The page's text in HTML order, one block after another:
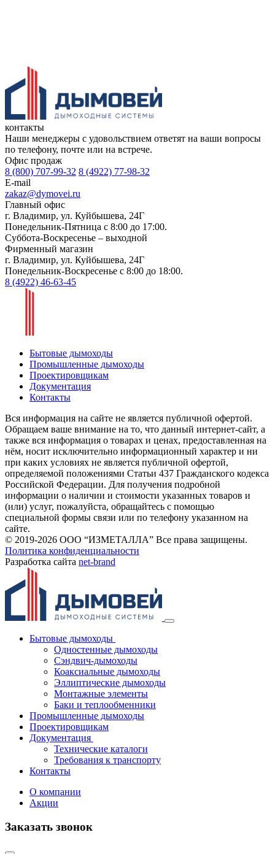
контакты
Наши менеджеры с удовольствием ответят на ваши вопросы
по телефону, почте или на встрече.
Офис продаж
8 (800) 707-99-32 8 (4922) 77-98-32
E-mail
zakaz@dymovei.ru
Главный офис
г. Владимир, ул. Куйбышева, 24Г
Понедельник-Пятница с 8:00 до 17:00.
Суббота-Воскресенье – выходной
Фирменный магазин
г. Владимир, ул. Куйбышева, 24Г
Понедельник-Воскресенье с 8:00 до 18:00.
8 (4922) 46-63-45
Бытовые дымоходы
Промышленные дымоходы
Проектировщикам
Документация
Контакты
Вся информация на сайте не является публичной офертой.
Обращаем ваше внимание на то, что данный интернет-сайт, а
также вся информация о товарах и ценах, предоставленная на
нём, носит исключительно информационный характер и ни
при каких условиях не является публичной офертой,
определяемой положениями Статьи 437 Гражданского кодекса
Российской Федерации. Для получения подробной
информации о наличии и стоимости указанных товаров и
(или) услуг, пожалуйста, обращайтесь с помощью
специальной формы связи или по телефону указанном на
сайте.
© 2019-2026 ООО “ИЗМЕТАЛЛА” Все права защищены.
Политика конфиденциальности
Разработка сайта net-brand
Бытовые дымоходы
Одностенные дымоходы
Сэндвич-дымоходы
Коаксиальные дымоходы
Эллиптические дымоходы
Монтажные элементы
Баки и теплообменники
Промышленные дымоходы
Проектировщикам
Документация
Технические каталоги
Требования к транспорту
Контакты
О компании
Акции
Заказать звонок